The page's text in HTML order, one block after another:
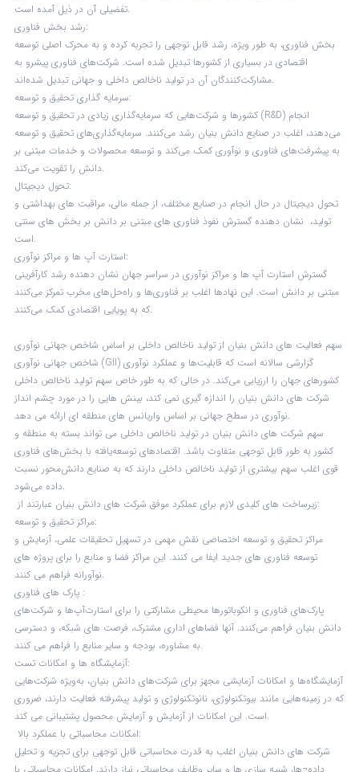
تفضیلی آن در ذیل آمده است.
رشد بخش فناوری:
بخش فناوری، به طور ویژه، رشد قابل توجهی را تجربه کرده و به محرک اصلی توسعه
اقتصادی در بسیاری از کشورها تبدیل شده است. شرکت‌های فناوری پیشرو به
مشارکت‌کنندگان آن در تولید ناخالص داخلی و جهانی تبدیل شده‌اند.
سرمایه گذاری تحقیق و توسعه:
کشورها و شرکت‌هایی که سرمایه‌گذاری زیادی در تحقیق و توسعه (R&D) انجام
می‌دهند، اغلب در صنایع دانش بنیان رشد می‌کنند. سرمایه‌گذاری‌های تحقیق و توسعه
به پیشرفت‌های فناوری و نوآوری کمک می‌کند و توسعه محصولات و خدمات مبتنی بر
دانش را تقویت می‌کند.
تحول دیجیتال:
تحول دیجیتال در حال انجام در صنایع مختلف، از جمله مالی، مراقبت های بهداشتی و
تولید، نشان دهنده گسترش نفوذ فناوری های مبتنی بر دانش بر بخش های سنتی
است.
استارت آپ ها و مراکز نوآوری:
گسترش استارت آپ ها و مراکز نوآوری در سراسر جهان نشان دهنده رشد کارآفرینی
مبتنی بر دانش است. این نهادها اغلب بر فناوری‌ها و راه‌حل‌های مخرب تمرکز می‌کنند
که به پویایی اقتصادی کمک می‌کنند.
سهم فعالیت های دانش بنیان از تولید ناخالص داخلی بر اساس شاخص جهانی نوآوری
شاخص جهانی نوآوری (GII) گزارشی سالانه است که قابلیت‌ها و عملکرد نوآوری
کشورهای جهان را ارزیابی می‌کند. در حالی که به طور خاص سهم تولید ناخالص داخلی
شرکت های دانش بنیان را اندازه گیری نمی کند، بینش هایی را در مورد چشم انداز
نوآوری در سطح جهانی بر اساس واریانس های منطقه ای ارائه می دهد.
سهم شرکت های دانش بنیان در تولید ناخالص داخلی می تواند بسته به منطقه و
کشور به طور قابل توجهی متفاوت باشد. اقتصادهای توسعه‌یافته با بخش‌های فناوری
قوی اغلب سهم بیشتری از تولید ناخالص داخلی دارند که به صنایع دانش‌محور نسبت
داده می‌شود.
زیرساخت های کلیدی لازم برای عملکرد موفق شرکت های دانش بنیان عبارتند از:
مراکز تحقیق و توسعه:
مراکز تحقیق و توسعه اختصاصی نقش مهمی در تسهیل تحقیقات علمی، آزمایش و
توسعه فناوری های جدید ایفا می کنند. این مراکز فضا و منابع را برای پروژه های
نوآورانه فراهم می کنند.
پارک های فناوری :
پارک‌های فناوری و انکوباتورها محیطی مشارکتی را برای استارت‌آپ‌ها و شرکت‌های
دانش بنیان فراهم می‌کنند. آنها فضاهای اداری مشترک، فرصت های شبکه، و دسترسی
به مشاوره، بودجه و سایر منابع را فراهم می کنند.
آزمایشگاه ها و امکانات تست:
آزمایشگاه‌ها و امکانات آزمایشی مجهز برای شرکت‌های دانش بنیان، به‌ویژه شرکت‌هایی
که در زمینه‌هایی مانند بیوتکنولوژی، نانوتکنولوژی و تولید پیشرفته فعالیت دارند، ضروری
است. این امکانات از آزمایش و آزمایش محصول پشتیبانی می کند.
امکانات محاسباتی با عملکرد بالا:
شرکت های دانش بنیان اغلب به قدرت محاسباتی قابل توجهی برای تجزیه و تحلیل